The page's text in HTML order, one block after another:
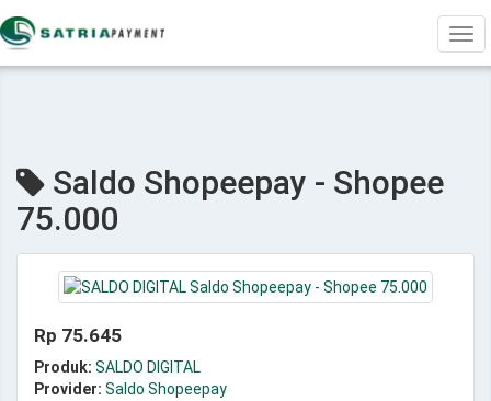
Saldo Shopeepay - Shopee
75.000
Rp 75.645
Produk: SALDO DIGITAL
Provider: Saldo Shopeepay